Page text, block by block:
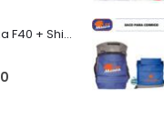
7mt Vega Potenza F40 + Shimano Miravel C5000 XG